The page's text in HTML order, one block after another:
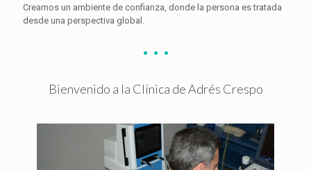
Creamos un ambiente de confianza, donde la persona es tratada
desde una perspectiva global.
Bienvenido a la Clínica de Adrés Crespo